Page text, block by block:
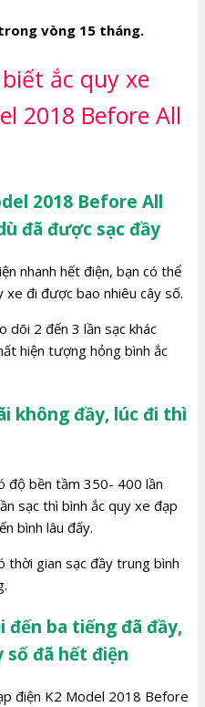
vòng 15 tháng.
ắc quy xe
2018 Before All
2018 Before All
đã được sạc đầy
nhanh hết điện, bạn có thể
đi được bao nhiêu cây số.
dõi 2 đến 3 lần sạc khác
hiện tượng hỏng bình ắc
không đầy, lúc đi thì
độ bền tầm 350- 400 lần
sạc thì bình ắc quy xe đạp
bình lâu đấy.
thời gian sạc đầy trung bình
đến ba tiếng đã đầy,
số đã hết điện
điện K2 Model 2018 Before